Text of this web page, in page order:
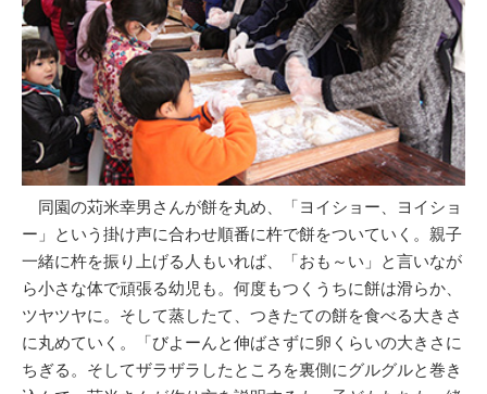
同園の苅米幸男さんが餅を丸め、「ヨイショー、ヨイショ
ー」という掛け声に合わせ順番に杵で餅をついていく。親子
一緒に杵を振り上げる人もいれば、「おも～い」と言いなが
ら小さな体で頑張る幼児も。何度もつくうちに餅は滑らか、
ツヤツヤに。そして蒸したて、つきたての餅を食べる大きさ
に丸めていく。「びよーんと伸ばさずに卵くらいの大きさに
ちぎる。そしてザラザラしたところを裏側にグルグルと巻き